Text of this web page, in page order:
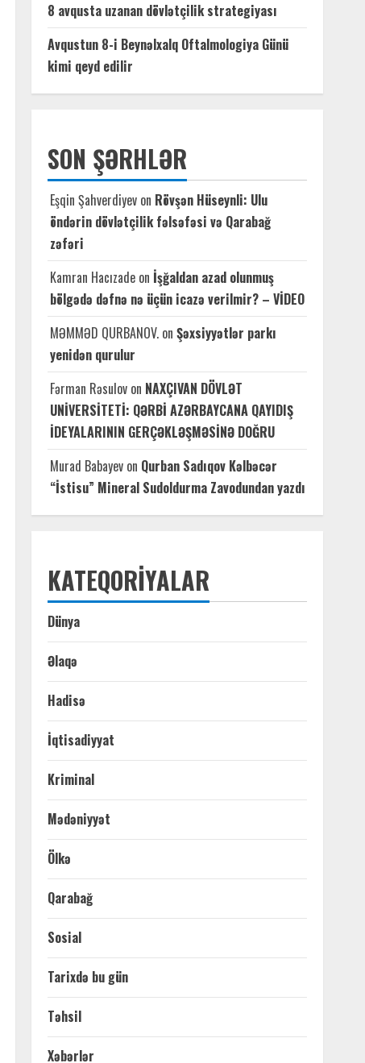
8 avqusta uzanan dövlətçilik strategiyası
Avqustun 8-i Beynəlxalq Oftalmologiya Günü
kimi qeyd edilir
SON ŞƏRHLƏR
Eşqin Şahverdiyev on Rövşən Hüseynli: Ulu
öndərin dövlətçilik fəlsəfəsi və Qarabağ
zəfəri
Kamran Hacızade on İşğaldan azad olunmuş
bölgədə dəfnə nə üçün icazə verilmir? – VİDEO
MƏMMƏD QURBANOV. on Şəxsiyyətlər parkı
yenidən qurulur
Fərman Rəsulov on NAXÇIVAN DÖVLƏT
UNİVERSİTETİ: QƏRBİ AZƏRBAYCANA QAYIDIŞ
İDEYALARININ GERÇƏKLƏŞMƏSİNƏ DOĞRU
Murad Babayev on Qurban Sadıqov Kəlbəcər
“İstisu” Mineral Sudoldurma Zavodundan yazdı
KATEQORIYALAR
Dünya
Əlaqə
Hadisə
İqtisadiyyat
Kriminal
Mədəniyyət
Ölkə
Qarabağ
Sosial
Tarixdə bu gün
Təhsil
Xəbərlər